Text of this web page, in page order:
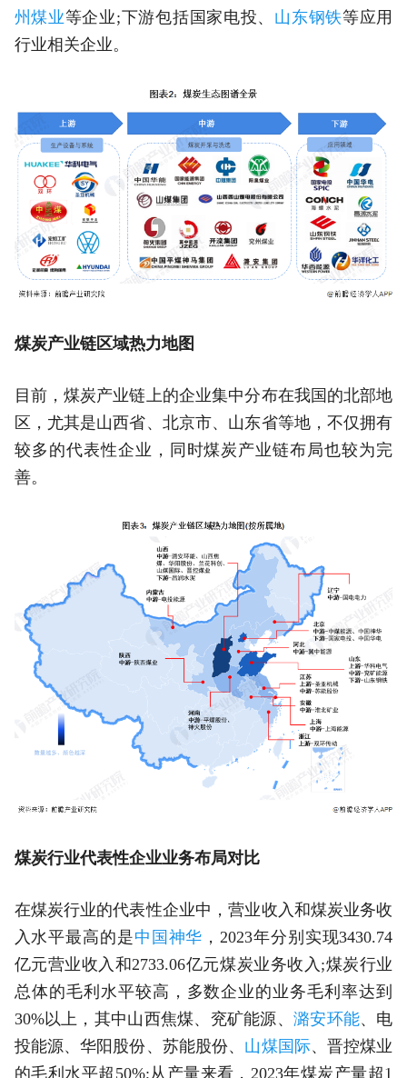
州煤业等企业;下游包括国家电投、 山东钢铁等应用
行业相关企业。
煤炭产业链区域热力地图
目前，煤炭产业链上的企业集中分布在我国的北部地
区，尤其是山西省、北京市、山东省等地，不仅拥有
较多的代表性企业，同时煤炭产业链布局也较为完
善。
煤炭行业代表性企业业务布局对比
在煤炭行业的代表性企业中，营业收入和煤炭业务收
入水平最高的是中国神华 ，2023年分别实现3430.74
亿元营业收入和2733.06亿元煤炭业务收入;煤炭行业
总体的毛利水平较高，多数企业的业务毛利率达到
30%以上，其中山西焦煤、兖矿能源、潞安环能、电
投能源、华阳股份、苏能股份、 山煤国际、晋控煤业
的毛利水平超50%;从产量来看，2023年煤炭产量超1